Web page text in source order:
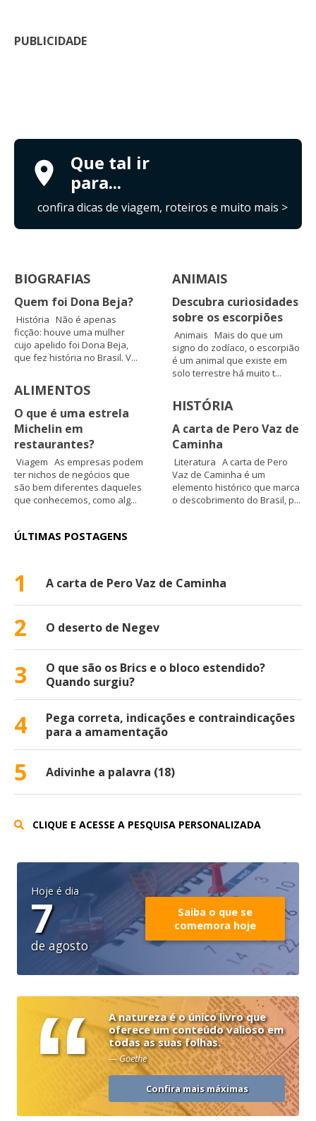
PUBLICIDADE
Que tal ir
para...
confira dicas de viagem, roteiros e muito mais >
BIOGRAFIAS
Quem foi Dona Beja?
História Não é apenas
ficção: houve uma mulher
cujo apelido foi Dona Beja,
que fez história no Brasil. V...
ALIMENTOS
O que é uma estrela
Michelin em
restaurantes?
Viagem As empresas podem
ter nichos de negócios que
são bem diferentes daqueles
que conhecemos, como alg...
ANIMAIS
Descubra curiosidades
sobre os escorpiões
Animais Mais do que um
signo do zodíaco, o escorpião
é um animal que existe em
solo terrestre há muito t...
HISTÓRIA
A carta de Pero Vaz de
Caminha
Literatura A carta de Pero
Vaz de Caminha é um
elemento histórico que marca
o descobrimento do Brasil, p...
ÚLTIMAS POSTAGENS
1 A carta de Pero Vaz de Caminha
2 O deserto de Negev
3
O que são os Brics e o bloco estendido?
Quando surgiu?
4
Pega correta, indicações e contraindicações
para a amamentação
5 Adivinhe a palavra (18)
CLIQUE E ACESSE A PESQUISA PERSONALIZADA
Hoje é dia
7
de agosto
Saiba o que se
comemora hoje
“
A natureza é o único livro que
oferece um conteúdo valioso em
todas as suas folhas.
— Goethe
Confira mais máximas